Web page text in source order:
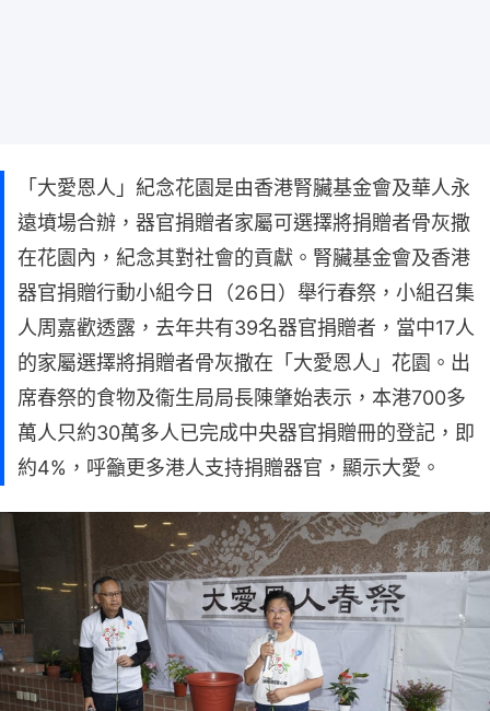
「大愛恩人」紀念花園是由香港腎臟基金會及華人永
遠墳場合辦，器官捐贈者家屬可選擇將捐贈者骨灰撒
在花園內，紀念其對社會的貢獻。腎臟基金會及香港
器官捐贈行動小組今日（26日）舉行春祭，小組召集
人周嘉歡透露，去年共有39名器官捐贈者，當中17人
的家屬選擇將捐贈者骨灰撒在「大愛恩人」花園。出
席春祭的食物及衞生局局長陳肇始表示，本港700多
萬人只約30萬多人已完成中央器官捐贈冊的登記，即
約4%，呼籲更多港人支持捐贈器官，顯示大愛。